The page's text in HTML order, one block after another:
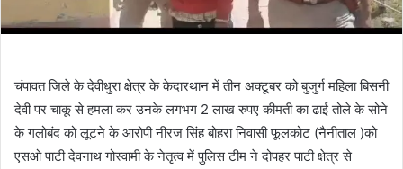
चंपावत जिले के देवीधुरा क्षेत्र के केदारथान में तीन अक्टूबर को बुजुर्ग महिला बिसनी
देवी पर चाकू से हमला कर उनके लगभग 2 लाख रुपए कीमती का ढाई तोले के सोने
के गलोबंद को लूटने के आरोपी नीरज सिंह बोहरा निवासी फूलकोट (नैनीताल )को
एसओ पाटी देवनाथ गोस्वामी के नेतृत्व में पुलिस टीम ने दोपहर पाटी क्षेत्र से